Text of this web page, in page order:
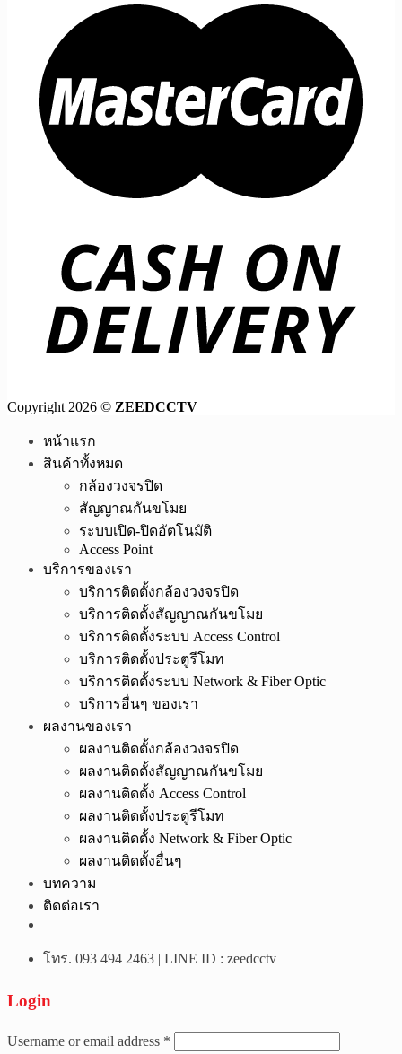
Copyright 2026 © ZEEDCCTV
หน้าแรก
สินค้าทั้งหมด
กล้องวงจรปิด
สัญญาณกันขโมย
ระบบเปิด-ปิดอัตโนมัติ
Access Point
บริการของเรา
บริการติดตั้งกล้องวงจรปิด
บริการติดตั้งสัญญาณกันขโมย
บริการติดตั้งระบบ Access Control
บริการติดตั้งประตูรีโมท
บริการติดตั้งระบบ Network & Fiber Optic
บริการอื่นๆ ของเรา
ผลงานของเรา
ผลงานติดตั้งกล้องวงจรปิด
ผลงานติดตั้งสัญญาณกันขโมย
ผลงานติดตั้ง Access Control
ผลงานติดตั้งประตูรีโมท
ผลงานติดตั้ง Network & Fiber Optic
ผลงานติดตั้งอื่นๆ
บทความ
ติดต่อเรา
โทร. 093 494 2463 | LINE ID : zeedcctv
Login
Username or email address *